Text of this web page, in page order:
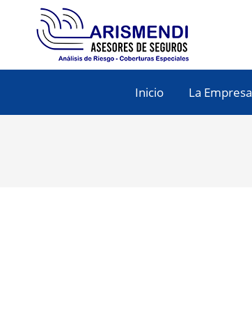
Inicio La Empresa